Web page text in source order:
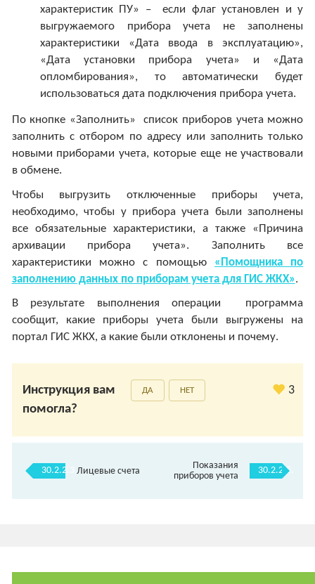
характеристик ПУ» – если флаг установлен и у
выгружаемого прибора учета не заполнены
характеристики «Дата ввода в эксплуатацию»,
«Дата установки прибора учета» и «Дата
опломбирования», то автоматически будет
использоваться дата подключения прибора учета.
По кнопке «Заполнить» список приборов учета можно
заполнить с отбором по адресу или заполнить только
новыми приборами учета, которые еще не участвовали
в обмене.
Чтобы выгрузить отключенные приборы учета,
необходимо, чтобы у прибора учета были заполнены
все обязательные характеристики, а также «Причина
архивации прибора учета». Заполнить все
характеристики можно с помощью «Помощника по
заполнению данных по приборам учета для ГИС ЖКХ».
В результате выполнения операции программа
сообщит, какие приборы учета были выгружены на
портал ГИС ЖКХ, а какие были отклонены и почему.
Инструкция вам
помогла?
ДА НЕТ 3
30.2.2.3.Лицевые счета
Показания
приборов учета
30.2.2.5.